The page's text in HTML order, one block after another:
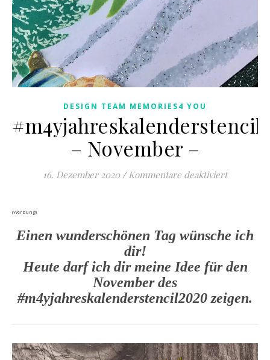
DESIGN TEAM MEMORIES4 YOU
– November –
16. Dezember 2020 / Kommentare deaktiviertfür
(Werbung)
Einen wunderschönen Tag wünsche ich
dir!
Heute darf ich dir meine Idee für den
November des
#m4yjahreskalenderstencil2020 zeigen.